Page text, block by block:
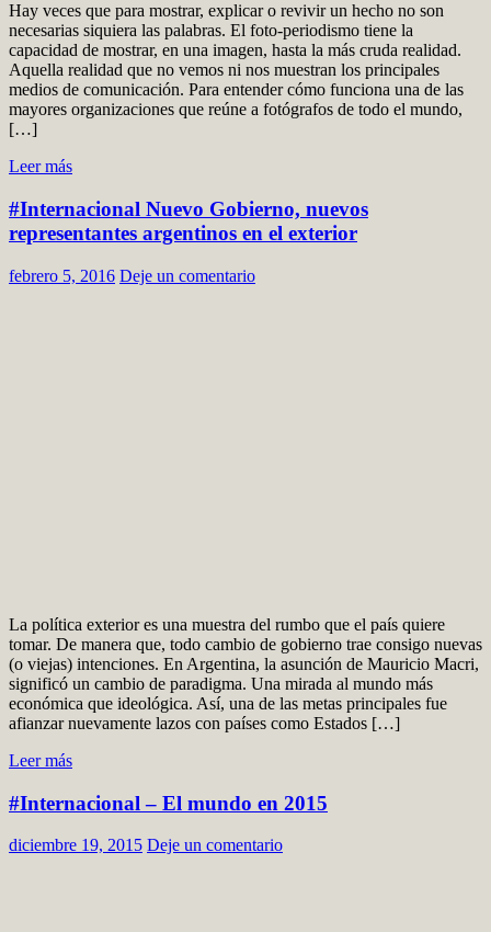
Hay veces que para mostrar, explicar o revivir un hecho no son
necesarias siquiera las palabras. El foto-periodismo tiene la
capacidad de mostrar, en una imagen, hasta la más cruda realidad.
Aquella realidad que no vemos ni nos muestran los principales
medios de comunicación. Para entender cómo funciona una de las
mayores organizaciones que reúne a fotógrafos de todo el mundo,
[…]
Leer más
#Internacional Nuevo Gobierno, nuevos
representantes argentinos en el exterior
febrero 5, 2016 Deje un comentario
La política exterior es una muestra del rumbo que el país quiere
tomar. De manera que, todo cambio de gobierno trae consigo nuevas
(o viejas) intenciones. En Argentina, la asunción de Mauricio Macri,
significó un cambio de paradigma. Una mirada al mundo más
económica que ideológica. Así, una de las metas principales fue
afianzar nuevamente lazos con países como Estados […]
Leer más
#Internacional – El mundo en 2015
diciembre 19, 2015 Deje un comentario